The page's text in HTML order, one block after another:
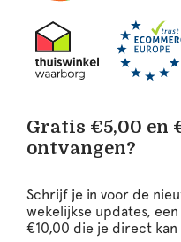
Gratis €5,00 en
ontvangen?
Schrijf je in voor de
wekelijkse updates,
€10,00 die je direct